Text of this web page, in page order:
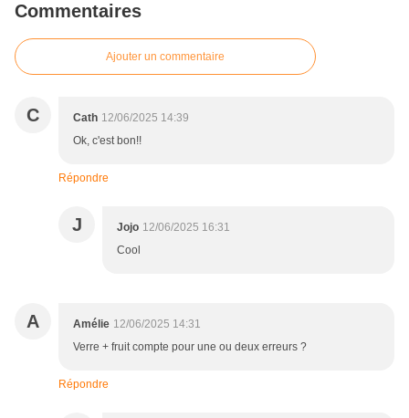
Commentaires
Ajouter un commentaire
C Cath 12/06/2025 14:39
Ok, c'est bon!!
Répondre
J Jojo 12/06/2025 16:31
Cool
A Amélie 12/06/2025 14:31
Verre + fruit compte pour une ou deux erreurs ?
Répondre